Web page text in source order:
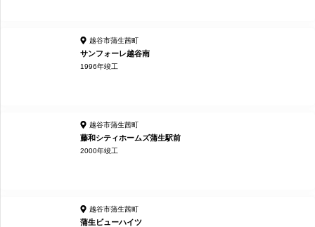
越谷市蒲生茜町
サンフォーレ越谷南
1996年竣工
越谷市蒲生茜町
藤和シティホームズ蒲生駅前
2000年竣工
越谷市蒲生茜町
蒲生ビューハイツ